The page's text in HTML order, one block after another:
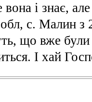
і знає,
с. Малин з
що вже були
І хай